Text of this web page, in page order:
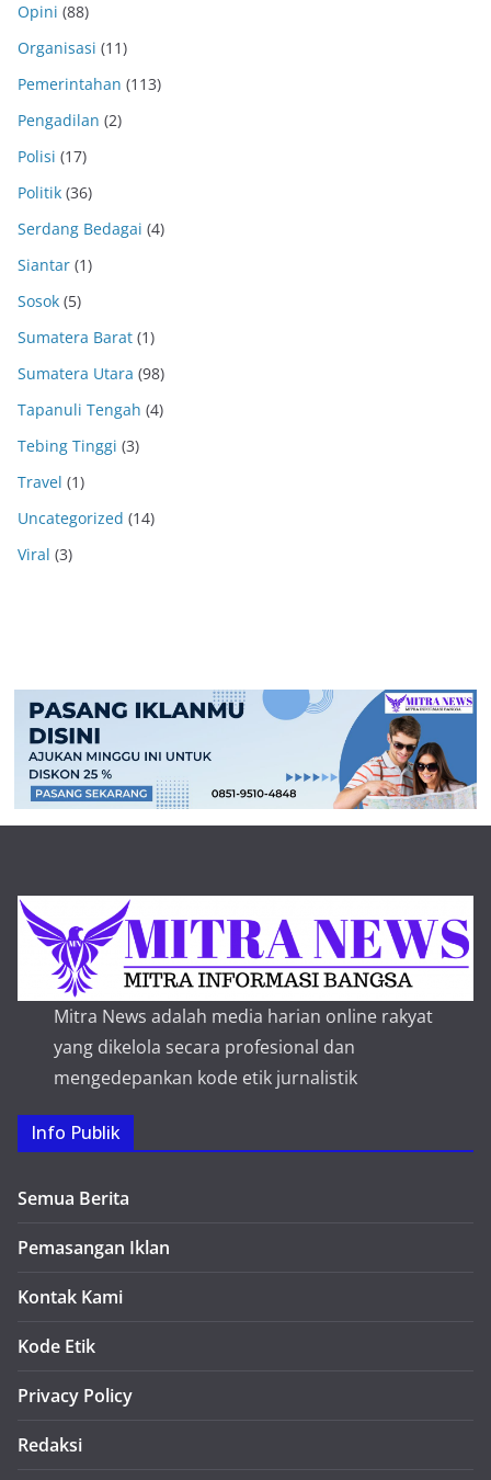
Opini (88)
Organisasi (11)
Pemerintahan (113)
Pengadilan (2)
Polisi (17)
Politik (36)
Serdang Bedagai (4)
Siantar (1)
Sosok (5)
Sumatera Barat (1)
Sumatera Utara (98)
Tapanuli Tengah (4)
Tebing Tinggi (3)
Travel (1)
Uncategorized (14)
Viral (3)
Mitra News adalah media harian online rakyat
yang dikelola secara profesional dan
mengedepankan kode etik jurnalistik
Info Publik
Semua Berita
Pemasangan Iklan
Kontak Kami
Kode Etik
Privacy Policy
Redaksi